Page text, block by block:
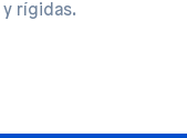
y rígidas.